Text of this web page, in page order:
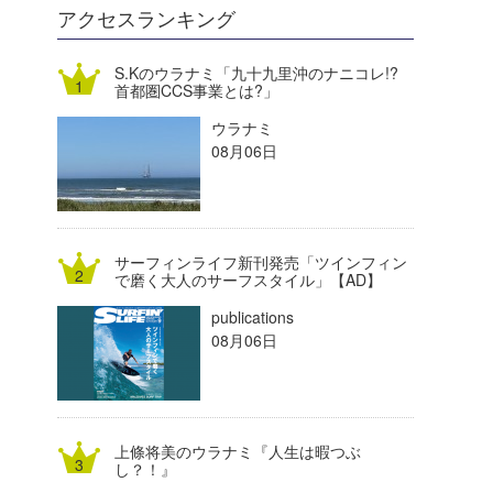
DELTA FORCE SURF
熊谷素子
進士剛光
植村未来
大野”MAR”修聖
喜納海人
Aichan
ECE
H
KID
KOBU
KY
MIN
mitz
OYZ
アクセスランキング
S.Kのウラナミ「九十九里沖のナニコレ!?
首都圏CCS事業とは?」
ウラナミ
08月06日
サーフィンライフ新刊発売「ツインフィン
で磨く大人のサーフスタイル」【AD】
publications
08月06日
上條将美のウラナミ『人生は暇つぶ
し？！』